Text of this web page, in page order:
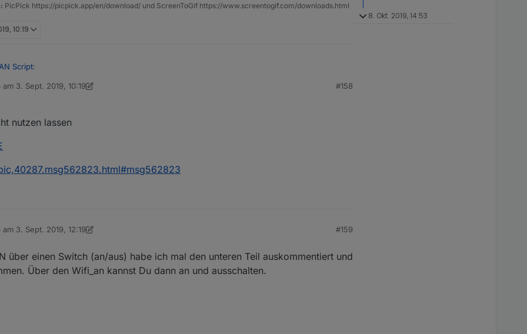
PicPick https://picpick.app/en/download/ und ScreenToGif https://www.screentogif.com/downloads.html
10:19
Script:
Der Ansatz ist auch ganz interessant. Vielleicht bekommt man diesen
288963
am 3. Sept. 2019, 10:19
von dslraser9. März 2019, 12:19
#158
nutzen lassen
am 3. Sept. 2019, 12:19
von dslraser9. März 2019, 14:45
#159
über einen Switch (an/aus) habe ich mal den unteren Teil auskommentiert und
Über den Wifi_an kannst Du dann an und ausschalten.
8. Okt. 2019, 14:53